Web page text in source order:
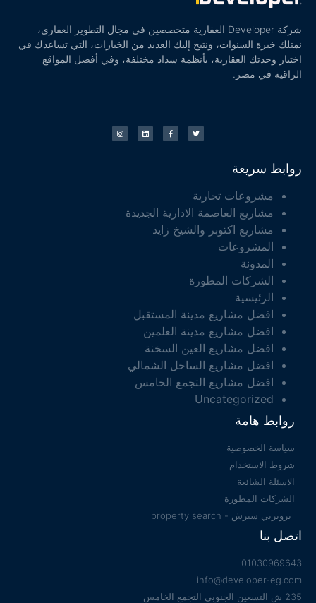
شركة Developer العقارية متخصصين في مجال التطوير العقاري،
نمتلك خبرة السنوات، ونتيح إليك العديد من الخيارات، التي تساعدك في
اختيار وحدتك العقارية، بأنظمة سداد مختلفة، وفي أفضل المواقع
الراقية في مصر.
روابط سريعة
مشروعات تجارية
مشاريع العاصمة الادارية الجديدة
مشاريع اكتوبر والشيخ زايد
المشروعات
المدونة
الشركات المطورة
الرئيسية
افضل مشاريع مدينة المستقبل
افضل مشاريع مدينة العلمين
افضل مشاريع العين السخنة
افضل مشاريع الساحل الشمالي
افضل مشاريع التجمع الخامس
Uncategorized
روابط هامة
سياسة الخصوصية
شروط الاستخدام
الاسئلة الشائعة
الشركات المطورة
بروبرتي سيرش - property search
اتصل بنا
01030969643
info@developer-eg.com
235 ش التسعين الجنوبي التجمع الخامس